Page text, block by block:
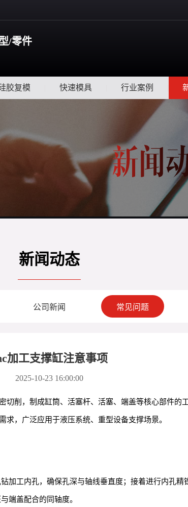
/零件
胶复模 快速模具 行业案例
新闻动态
公司新闻 常见问题
加工支撑缸注意事项
2025-10-23 16:00:00
削，制成缸筒、活塞杆、活塞、端盖等核心部件的
，广泛应用于液压系统、重型设备支撑场景。
加工内孔，确保孔深与轴线垂直度；接着进行内孔
端盖配合的同轴度。